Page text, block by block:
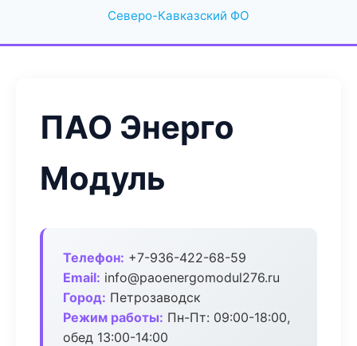
Северо-Кавказский ФО
ПАО Энерго
Модуль
Телефон: +7-936-422-68-59
Email: info@paoenergomodul276.ru
Город: Петрозаводск
Режим работы: Пн-Пт: 09:00-18:00,
обед 13:00-14:00